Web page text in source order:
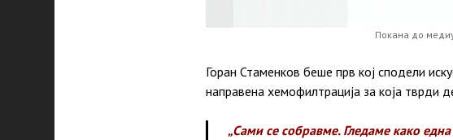
Покана до
Горан Стаменков беше прв кој сподели
направена хемофилтрација за која тврди
„Сами се собравме. Гледаме како